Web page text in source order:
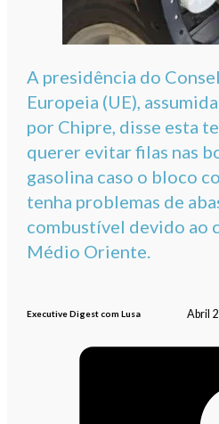
A presidência do
Europeia (UE),
por Chipre, disse esta
querer evitar filas nas
gasolina caso o bloco
tenha problemas de
combustível devido ao
Médio Oriente.
Executive Digest com Lusa Abril